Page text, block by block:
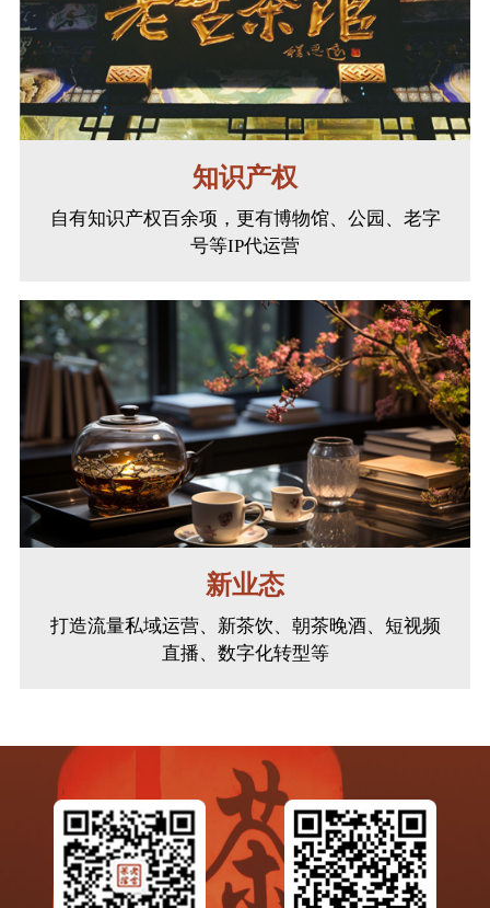
知识产权
自有知识产权百余项，更有博物馆、公园、老字
号等IP代运营
新业态
打造流量私域运营、新茶饮、朝茶晚酒、短视频
直播、数字化转型等